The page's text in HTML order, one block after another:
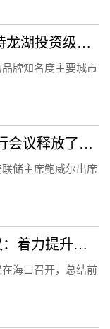
企业经营稳健 三大国际机构维持龙湖投资级评级
牌知名度主要城市
招商证券：Jackson Hole全球央行会议释放了怎样的信号？
储主席鲍威尔出席
海南自贸港反走私工作专题会议：着力提升风险识别能力 下好风险防控的“先手棋”
海口召开，总结前